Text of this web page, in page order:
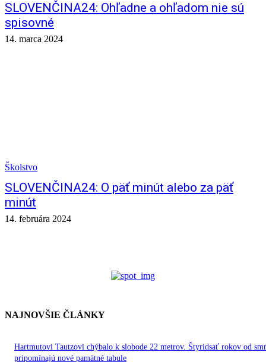
SLOVENČINA24: Ohľadne a ohľadom nie sú
spisovné
14. marca 2024
Školstvo
SLOVENČINA24: O päť minút alebo za päť
minút
14. februára 2024
NAJNOVŠIE ČLÁNKY
Hartmutovi Tautzovi chýbalo k slobode 22 metrov. Štyridsať rokov od
pripomínajú nové pamätné tabule